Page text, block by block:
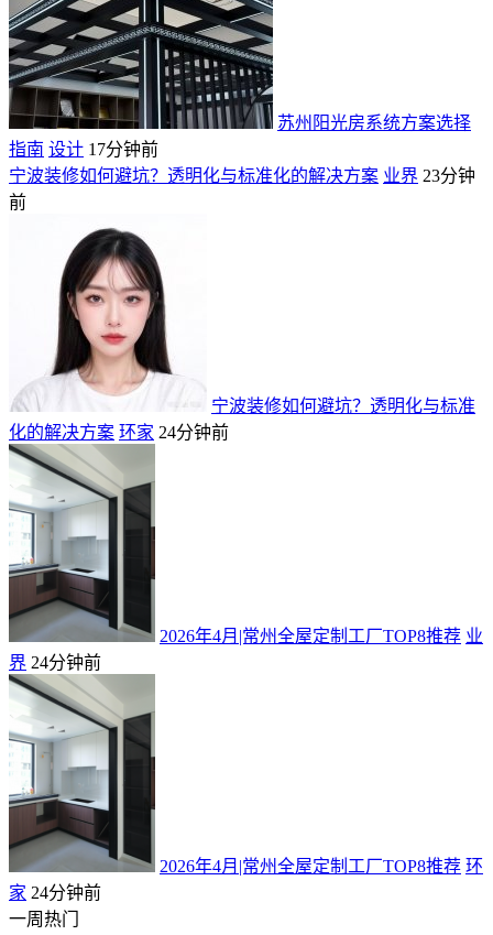
苏州阳光房系统方案选择
指南 设计 17分钟前
宁波装修如何避坑？透明化与标准化的解决方案 业界 23分钟
前
宁波装修如何避坑？透明化与标准
化的解决方案 环家 24分钟前
2026年4月|常州全屋定制工厂TOP8推荐 业
界 24分钟前
2026年4月|常州全屋定制工厂TOP8推荐 环
家 24分钟前
一周热门